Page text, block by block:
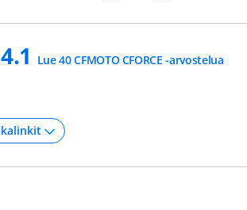
4.1 Lue 40 CFMOTO CFORCE -arvostelua